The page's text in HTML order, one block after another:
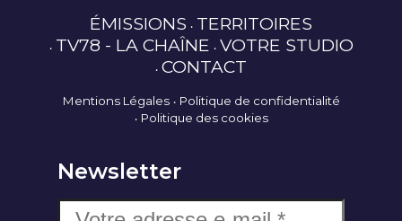
ÉMISSIONS TERRITOIRES
TV78 - LA CHAÎNE VOTRE STUDIO
CONTACT
Mentions Légales
Politique de confidentialité
Politique des cookies
Newsletter